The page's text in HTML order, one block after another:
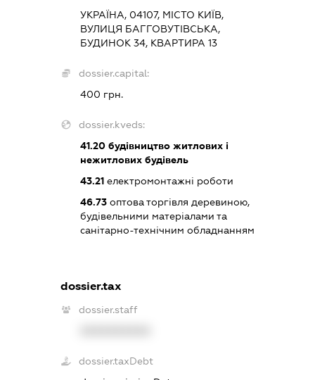
УКРАЇНА, 04107, МІСТО КИЇВ,
ВУЛИЦЯ БАГГОВУТІВСЬКА,
БУДИНОК 34, КВАРТИРА 13
dossier.capital:
400 грн.
dossier.kveds:
41.20будівництво житлових і
нежитлових будівель
43.21електромонтажні роботи
46.73оптова торгівля деревиною,
будівельними матеріалами та
санітарно-технічним обладнанням
dossier.tax
dossier.staff
dossier.taxDebt